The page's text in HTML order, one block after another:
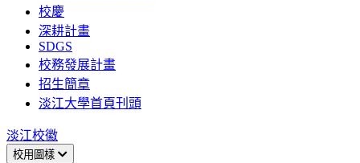
校慶
深耕計畫
SDGS
校務發展計畫
招生簡章
淡江大學首頁刊頭
淡江校徽
校用圖樣